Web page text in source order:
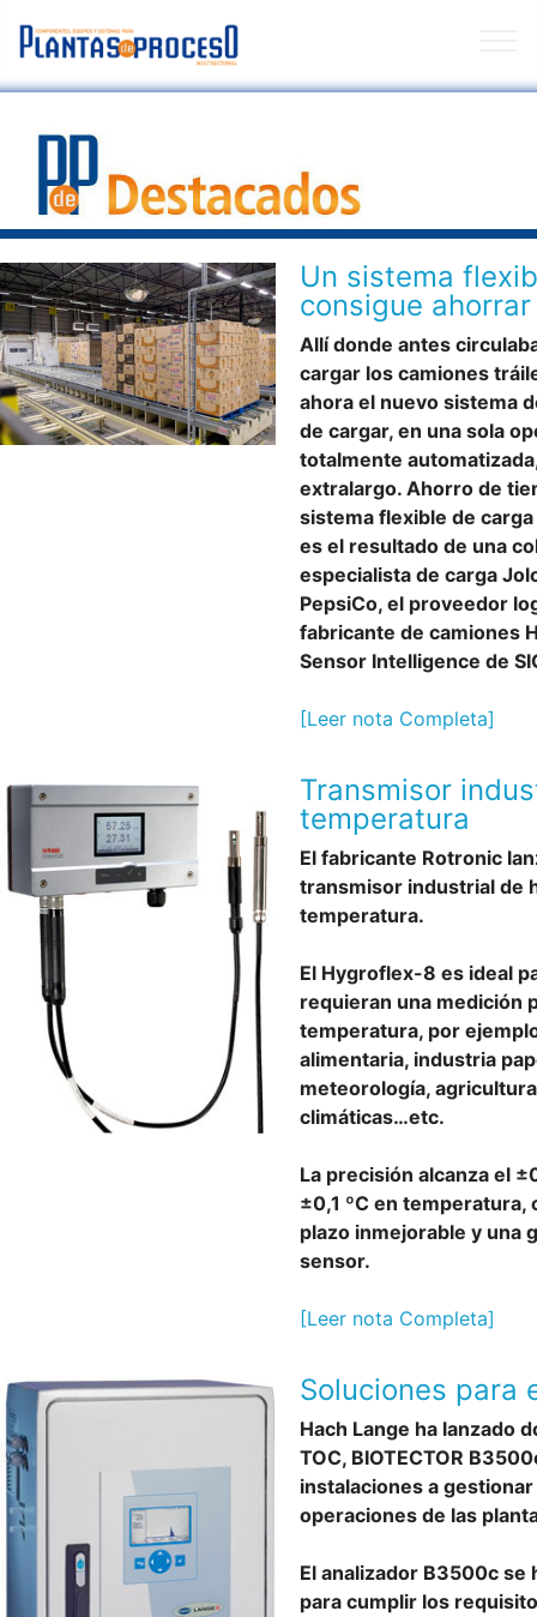
Un sistema
consigue
Allí donde antes
cargar los camiones
ahora el nuevo sistema
de cargar, en una sola
totalmente
extralargo. Ahorro de
sistema flexible de
es el resultado de una
especialista de carga
PepsiCo, el proveedor
fabricante de camiones
Sensor Intelligence de
[Leer nota Completa]
Transmisor
temperatura
El fabricante Rotronic
transmisor industrial de
temperatura.
El Hygroflex-8 es ideal
requieran una medición
temperatura, por
alimentaria, industria
meteorología,
climáticas…etc.
La precisión alcanza el
±0,1 ºC en temperatura,
plazo inmejorable y una
sensor.
[Leer nota Completa]
Soluciones para
Hach Lange ha lanzado
TOC, BIOTECTOR
instalaciones a
operaciones de las
El analizador B3500c
para cumplir los